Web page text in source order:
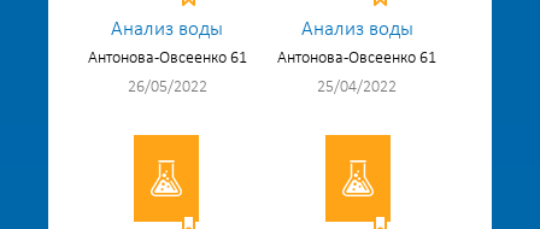
Анализ воды
Антонова-Овсеенко 61
26/05/2022
Анализ воды
Антонова-Овсеенко 61
25/04/2022